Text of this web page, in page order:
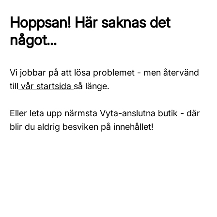
Hoppsan! Här saknas det
något...
Vi jobbar på att lösa problemet - men återvänd
till vår startsida så länge.
Eller leta upp närmsta Vyta-anslutna butik - där
blir du aldrig besviken på innehållet!